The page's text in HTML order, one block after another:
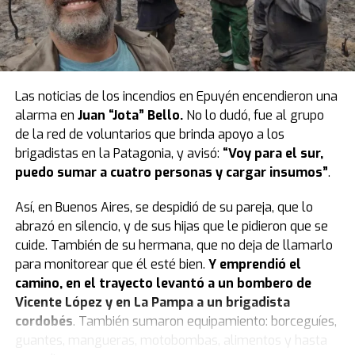
estaba molesto porque había acordado con los
libertarios no habilitar la presencia de familiares en las
gradas. Sin embargo, el oficialismo permitió el ingreso
de varios que se ubicaron en los palcos del primer piso.
“Somos legisladores, no estamos para responder el
enojo, estamos para dictar leyes que hagan la vida
mejor y construyan una sociedad mejor. Debemos
actuar con racionalidad y humanidad. Esta ley no es la
solución de nada”, sostuvo Corpacci.
Gerardo Zamora, de Santiago del Estero, recorrió
diferentes artículos para argumentar la
inconstitucionalidad de la norma. El ex gobernador
advirtió que el proyecto generará “litigiosidad”. “En
defensa del federalismo, mi voto y el de mi bloque es
negativo”.
de 2024, aunque los videos empezaron a viralizarse
recién en 2025. “La idea fue mía, pero mi esposa me
sigue a todo lo que digo, pobre”, bromeó Diego. El
concepto es simple pero potente:detectar un local
que necesite un cambio de imagen, presentarse con
una carta y ofrecer la transformación total
Sin embargo, el camino de la solidaridad tiene
obstáculos. “Muchas veces nos rebotaron por
desconfianza. También hay mucho ‘odio’ en redes
porque llama la atención que alguien haga esto gratis”,
explicó. Pero cuando el “sí” llega,
la magia ocurre en
tiempo récord:
“Si lo podemos hacer en seis o siete
horas, lo hacemos. Me encanta el factor sorpresa”.
“No pinto beige, la onda es que se vea”
Diego no se limita a cubrir manchas: busca impacto. Sus
Las noticias de los incendios en Epuyén encendieron una
alarma en Juan “Jota” Bello.No lo dudó, fue al grupo
de la red de voluntarios que brinda apoyo a los
brigadistas en la Patagonia, y avisó: “Voy para el sur,
puedo sumar a cuatro personas y cargar insumos”.
Así, en Buenos Aires, se despidió de su pareja, que lo
abrazó en silencio, y de sus hijas que le pidieron que se
cuide. También de su hermana, que no deja de llamarlo
para monitorear que él esté bien. Y emprendió el
camino, en el trayecto levantó a un bombero de
Vicente López y en La Pampa a un brigadista
cordobés. También sumaron equipamiento: borceguíes,
guantes, mangueras, motobombas, alimentos y hasta